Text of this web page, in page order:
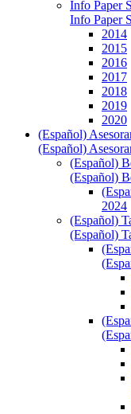
Info Paper
Info Paper
2014
2015
2016
2017
2018
2019
2020
(Español)
(Español)
(Español)
(Español)
2024
(Español)
(Español)